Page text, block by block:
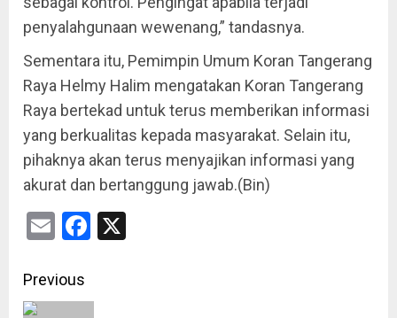
penyalahgunaan wewenang,” tandasnya.
Sementara itu, Pemimpin Umum Koran Tangerang
Raya Helmy Halim mengatakan Koran Tangerang
Raya bertekad untuk terus memberikan informasi
yang berkualitas kepada masyarakat. Selain itu,
pihaknya akan terus menyajikan informasi yang
akurat dan bertanggung jawab.(Bin)
EmailFacebook
Previous